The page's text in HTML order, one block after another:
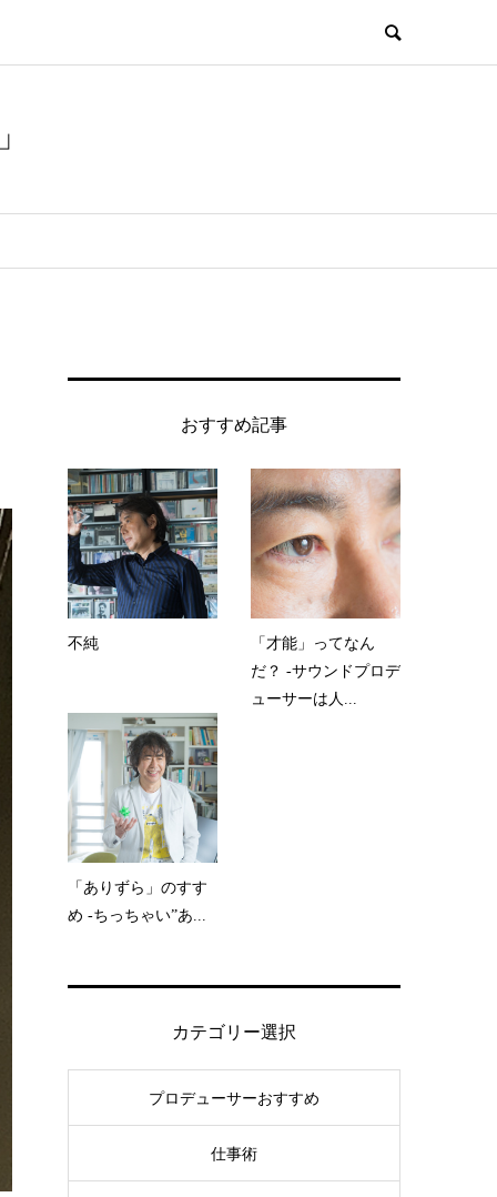
おすすめ記事
不純
「才能」ってなん
だ？ -サウンドプロデ
ューサーは人...
「ありずら」のすす
め -ちっちゃい”あ...
カテゴリー選択
プロデューサーおすすめ
仕事術